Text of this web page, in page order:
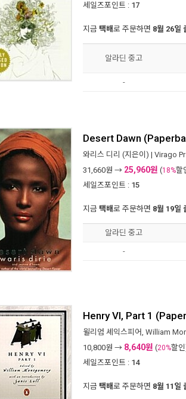
세일즈포인트 : 17
지금 택배로 주문하면 8월 26일
알라딘 중고
-
Desert Dawn
와리스 디리 (지은이) | Virago Pr
31,660원 → 25,960원 (18%할
세일즈포인트 : 15
지금 택배로 주문하면 8월 19일
알라딘 중고
-
Henry VI, Part 1
윌리엄 셰익스피어, William
10,800원 → 8,640원 (20%할
세일즈포인트 : 14
지금 택배로 주문하면 8월 11일